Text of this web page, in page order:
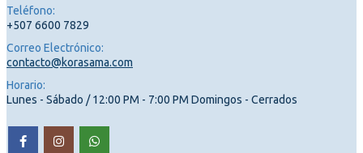
Teléfono:
+507 6600 7829
Correo Electrónico:
contacto@korasama.com
Horario:
Lunes - Sábado / 12:00 PM - 7:00 PM Domingos - Cerrados